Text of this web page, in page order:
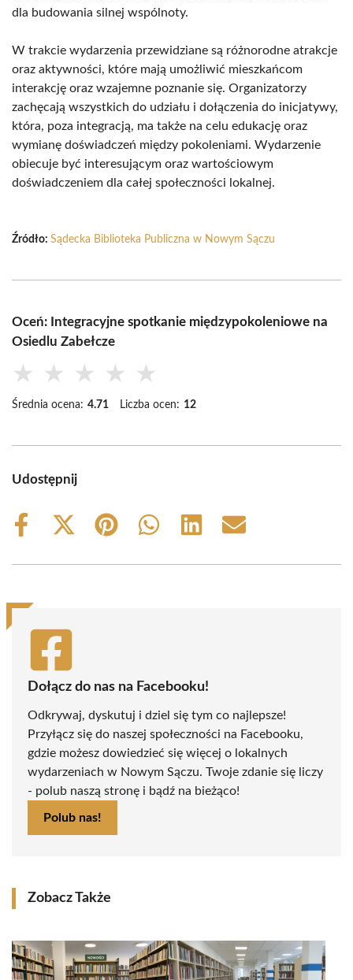
dla budowania silnej wspólnoty.
W trakcie wydarzenia przewidziane są różnorodne atrakcje
oraz aktywności, które mają umożliwić mieszkańcom
interakcję oraz wzajemne poznanie się. Organizatorzy
zachęcają wszystkich do udziału i dołączenia do inicjatywy,
która, poza integracją, ma także na celu edukację oraz
wymianę doświadczeń między pokoleniami. Wydarzenie
obiecuje być interesującym oraz wartościowym
doświadczeniem dla całej społeczności lokalnej.
Źródło: Sądecka Biblioteka Publiczna w Nowym Sączu
Oceń: Integracyjne spotkanie międzypokoleniowe na
Osiedlu Zabełcze
★ ★ ★ ★ ★
Średnia ocena: 4.71 Liczba ocen: 12
Udostępnij
Share
Share
(Twitter)
Share
Share
Share
Share
Dołącz do nas na Facebooku!
Odkrywaj, dyskutuj i dziel się tym co najlepsze!
Przyłącz się do naszej społeczności na Facebooku,
gdzie możesz dowiedzieć się więcej o lokalnych
wydarzeniach w Nowym Sączu. Twoje zdanie się liczy
- polub naszą stronę i bądź na bieżąco!
Polub nas!
Zobacz Także